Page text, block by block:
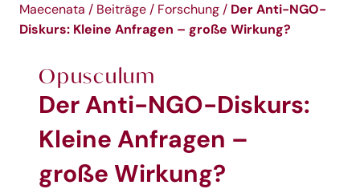
Maecenata / Beiträge / Forschung / Der Anti-NGO-
Diskurs: Kleine Anfragen – große Wirkung?
Opusculum
Der Anti-NGO-Diskurs:
Kleine Anfragen –
große Wirkung?